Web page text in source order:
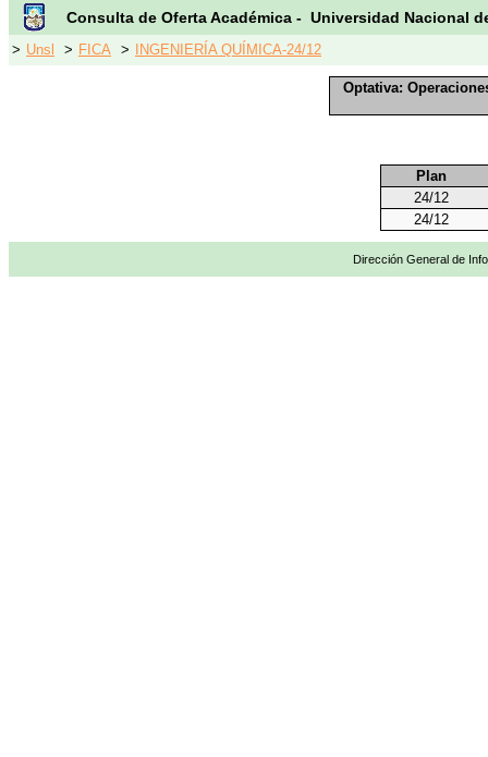
Consulta de Oferta Académica - Universidad Nacional
> Unsl > FICA > INGENIERÍA QUÍMICA-24/12
Optativa:
Plan
24/12
24/12
Dirección General de